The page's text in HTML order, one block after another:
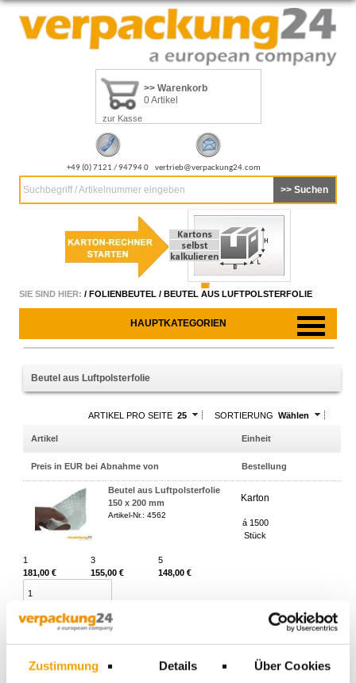
Zustimmung Details Über Cookies
>> Warenkorb
0 Artikel
zur Kasse
+49 (0) 7121 / 94794 0 vertrieb@verpackung24.com
Suchbegriff / Artikelnummer eingeben
SIE SIND HIER: / FOLIENBEUTEL / BEUTEL AUS LUFTPOLSTERFOLIE
HAUPTKATEGORIEN
Beutel aus Luftpolsterfolie
SORTIERUNG Wählen
ARTIKEL PRO SEITE 25
Artikel Einheit
Preis in EUR bei Abnahme von Bestellung
Beutel aus Luftpolsterfolie
150 x 200 mm
Artikel-Nr.: 4562
Karton
á 1500
Stück
1 3
5
181,00 €
155,00 € 148,00 €
BESTELLEN
200 x 300 mm
Karton